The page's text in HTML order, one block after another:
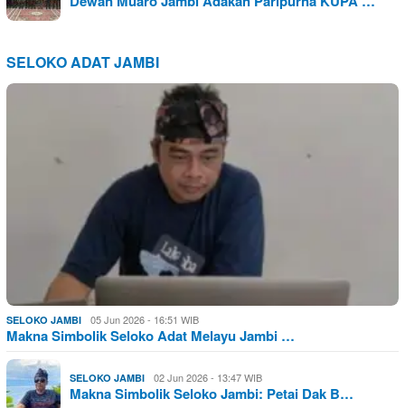
SELOKO ADAT JAMBI
SELOKO JAMBI 05 Jun 2026 - 16:51 WIB
Makna Simbolik Seloko Adat Melayu Jambi …
SELOKO JAMBI 02 Jun 2026 - 13:47 WIB
Makna Simbolik Seloko Jambi: Petai Dak B…